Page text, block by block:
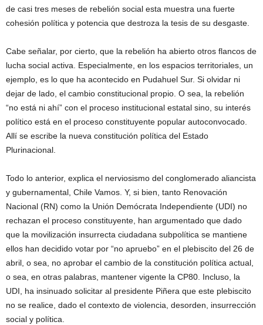
de casi tres meses de rebelión social esta muestra una fuerte
cohesión política y potencia que destroza la tesis de su desgaste.
Cabe señalar, por cierto, que la rebelión ha abierto otros flancos de
lucha social activa. Especialmente, en los espacios territoriales, un
ejemplo, es lo que ha acontecido en Pudahuel Sur. Si olvidar ni
dejar de lado, el cambio constitucional propio. O sea, la rebelión
“no está ni ahí” con el proceso institucional estatal sino, su interés
político está en el proceso constituyente popular autoconvocado.
Allí se escribe la nueva constitución política del Estado
Plurinacional.
Todo lo anterior, explica el nerviosismo del conglomerado aliancista
y gubernamental, Chile Vamos. Y, si bien, tanto Renovación
Nacional (RN) como la Unión Demócrata Independiente (UDI) no
rechazan el proceso constituyente, han argumentado que dado
que la movilización insurrecta ciudadana subpolítica se mantiene
ellos han decidido votar por “no apruebo” en el plebiscito del 26 de
abril, o sea, no aprobar el cambio de la constitución política actual,
o sea, en otras palabras, mantener vigente la CP80. Incluso, la
UDI, ha insinuado solicitar al presidente Piñera que este plebiscito
no se realice, dado el contexto de violencia, desorden, insurrección
social y política.